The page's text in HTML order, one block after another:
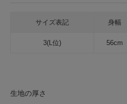
サイズ表記 身幅
3(L位) 56cm
生地の厚さ